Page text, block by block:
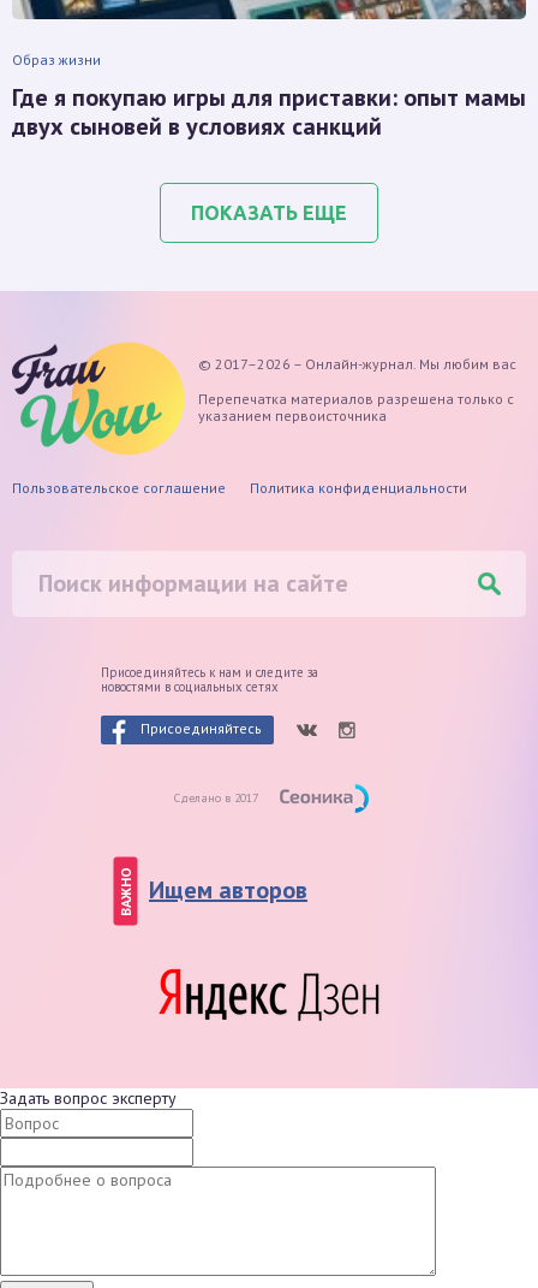
Образ жизни
Где я покупаю игры для приставки: опыт мамы
двух сыновей в условиях санкций
ПОКАЗАТЬ ЕЩЕ
© 2017–2026 – Онлайн-журнал. Мы любим вас
Перепечатка материалов разрешена только с
указанием первоисточника
Пользовательское соглашение Политика конфиденциальности
Присоединяйтесь к нам и следите за
новостями в социальных сетях
Присоединяйтесь
Сделано в 2017
ВАЖНО Ищем авторов
Задать вопрос эксперту